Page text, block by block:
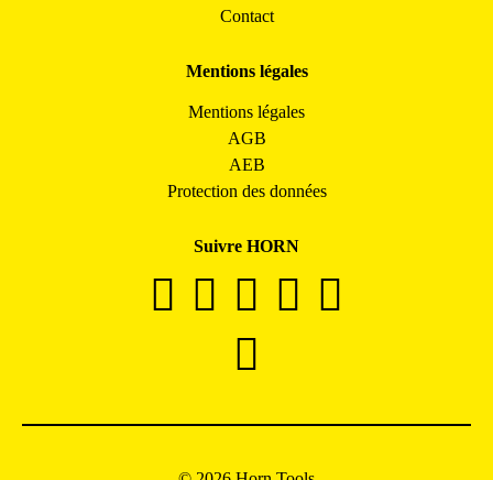
Contact
Mentions légales
Mentions légales
AGB
AEB
Protection des données
Suivre HORN